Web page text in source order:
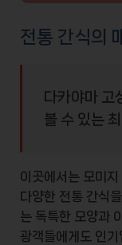
전통 간식의
다카야마 고
볼 수 있는
이곳에서는 모미
다양한 전통 간식
는 독특한 모양과
광객들에게도 인